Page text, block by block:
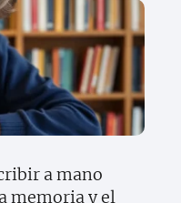
a mano
memoria y el